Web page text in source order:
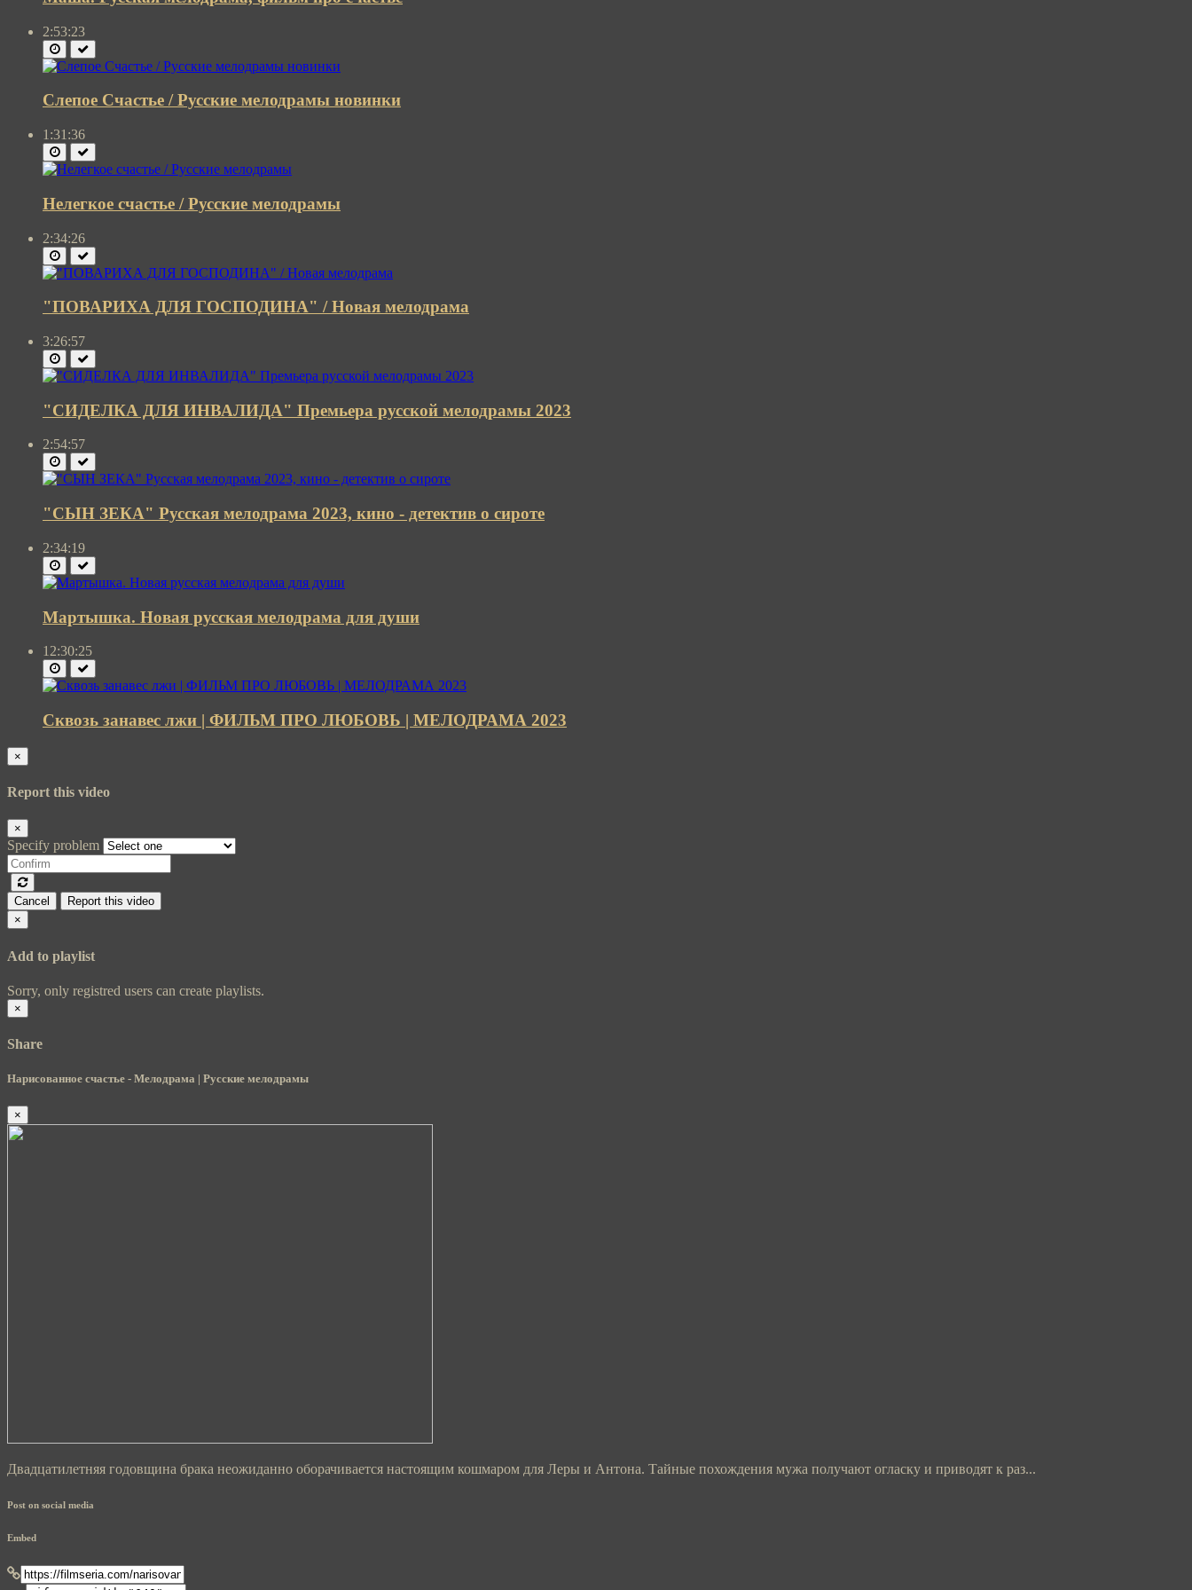
2:53:23
Слепое Счастье / Русские мелодрамы новинки
1:31:36
Нелегкое счастье / Русские мелодрамы
2:34:26
"ПОВАРИХА ДЛЯ ГОСПОДИНА" / Новая мелодрама
3:26:57
"СИДЕЛКА ДЛЯ ИНВАЛИДА" Премьера русской мелодрамы 2023
2:54:57
"СЫН ЗЕКА" Русская мелодрама 2023, кино - детектив о сироте
2:34:19
Мартышка. Новая русская мелодрама для души
12:30:25
Сквозь занавес лжи | ФИЛЬМ ПРО ЛЮБОВЬ | МЕЛОДРАМА 2023
×
Report this video
×
Specify problem
Cancel
Report this video
×
Add to playlist
Sorry, only registred users can create playlists.
×
Share
Нарисованное счастье - Мелодрама | Русские мелодрамы
×
Двадцатилетняя годовщина брака неожиданно оборачивается настоящим кошмаром для Леры и Антона. Тайные похождения мужа получают огласку и приводят к раз...
Post on social media
Embed